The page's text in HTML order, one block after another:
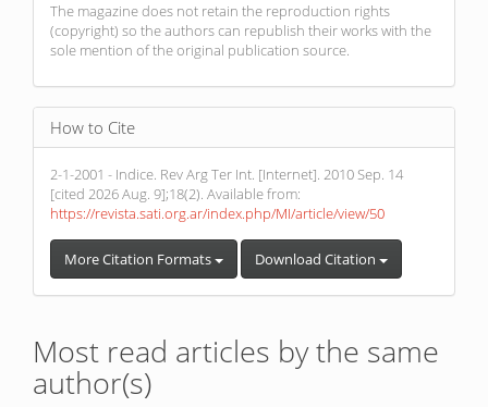
The magazine does not retain the reproduction rights
(copyright) so the authors can republish their works with the
sole mention of the original publication source.
How to Cite
2-1-2001 - Indice. Rev Arg Ter Int. [Internet]. 2010 Sep. 14
[cited 2026 Aug. 9];18(2). Available from:
https://revista.sati.org.ar/index.php/MI/article/view/50
More Citation Formats Download Citation
Most read articles by the same
author(s)